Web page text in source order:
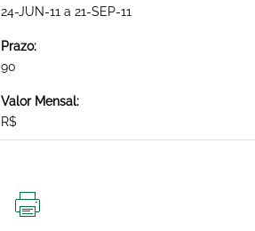
24-JUN-11 a 21-SEP-11
Prazo:
90
Valor Mensal:
R$